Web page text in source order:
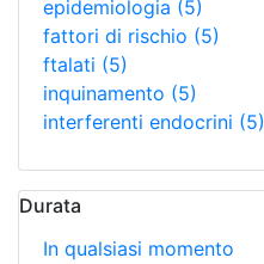
epidemiologia (5)
fattori di rischio (5)
ftalati (5)
inquinamento (5)
interferenti endocrini (5)
Durata
In qualsiasi momento